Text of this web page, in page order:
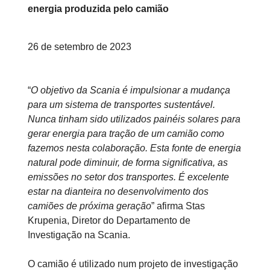
energia produzida pelo camião
26 de setembro de 2023
“O objetivo da Scania é impulsionar a mudança
para um sistema de transportes sustentável.
Nunca tinham sido utilizados painéis solares para
gerar energia para tração de um camião como
fazemos nesta colaboração. Esta fonte de energia
natural pode diminuir, de forma significativa, as
emissões no setor dos transportes. É excelente
estar na dianteira no desenvolvimento dos
camiões de próxima geração” afirma Stas
Krupenia, Diretor do Departamento de
Investigação na Scania.
O camião é utilizado num projeto de investigação